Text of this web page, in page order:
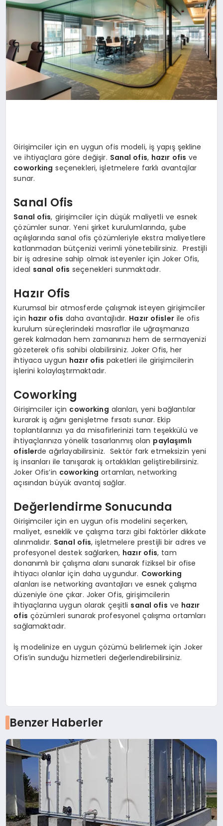
HESAPLAMALAR
Girişimciler için en uygun ofis modeli, iş yapış şekline
ve ihtiyaçlara göre değişir. Sanal ofis, hazır ofis ve
coworking seçenekleri, işletmelere farklı avantajlar
sunar.
Sanal Ofis
Sanal ofis, girişimciler için düşük maliyetli ve esnek
çözümler sunar. Yeni şirket kurulumlarında, şube
açılışlarında sanal ofis çözümleriyle ekstra maliyetlere
katlanmadan bütçenizi verimli yönetebilirsiniz. Prestijli
bir iş adresine sahip olmak isteyenler için Joker Ofis,
ideal sanal ofis seçenekleri sunmaktadır.
Hazır Ofis
Kurumsal bir atmosferde çalışmak isteyen girişimciler
için hazır ofis daha avantajlıdır. Hazır ofislerile ofis
kurulum süreçlerindeki masraflar ile uğraşmanıza
gerek kalmadan hem zamanınızı hem de sermayenizi
gözeterek ofis sahibi olabilirsiniz. Joker Ofis, her
ihtiyaca uygun hazır ofis paketleri ile girişimcilerin
işlerini kolaylaştırmaktadır.
Coworking
Girişimciler için coworking alanları, yeni bağlantılar
kurarak iş ağını genişletme fırsatı sunar. Ekip
toplantılarınızı ya da misafirlerinizi tam teşekkülü ve
ihtiyaçlarınıza yönelik tasarlanmış olan paylaşımlı
ofislerde ağırlayabilirsiniz. Sektör fark etmeksizin yeni
iş insanları ile tanışarak iş ortaklıkları geliştirebilirsiniz.
Joker Ofis’in coworking ortamları, networking
açısından büyük avantaj sağlar.
Değerlendirme Sonucunda
Girişimciler için en uygun ofis modelini seçerken,
maliyet, esneklik ve çalışma tarzı gibi faktörler dikkate
alınmalıdır. Sanal ofis, işletmelere prestijli bir adres ve
profesyonel destek sağlarken, hazır ofis, tam
donanımlı bir çalışma alanı sunarak fiziksel bir ofise
ihtiyacı olanlar için daha uygundur. Coworking
alanları ise networking avantajları ve esnek çalışma
düzeniyle öne çıkar. Joker Ofis, girişimcilerin
ihtiyaçlarına uygun olarak çeşitli sanal ofis ve hazır
ofis çözümleri sunarak profesyonel çalışma ortamları
sağlamaktadır.
İş modelinize en uygun çözümü belirlemek için Joker
Ofis’in sunduğu hizmetleri değerlendirebilirsiniz.
Benzer Haberler